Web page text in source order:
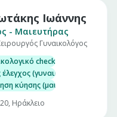
Ιωάννης
- Μαιευτήρας
Γυναικολόγος
check up (επίσκεψη)
(γυναικολογικός
κύησης (μαιευτικός
Ηράκλειο